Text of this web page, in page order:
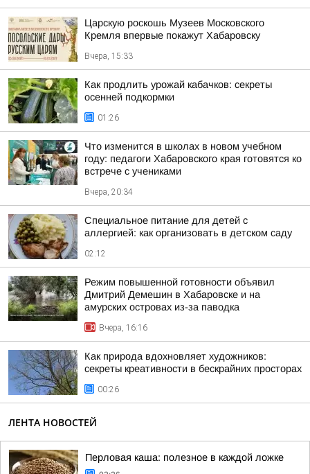
Царскую роскошь Музеев Московского
Кремля впервые покажут Хабаровску
Вчера, 15:33
Как продлить урожай кабачков: секреты
осенней подкормки
01:26
Что изменится в школах в новом учебном
году: педагоги Хабаровского края готовятся ко
встрече с учениками
Вчера, 20:34
Специальное питание для детей с
аллергией: как организовать в детском саду
02:12
Режим повышенной готовности объявил
Дмитрий Демешин в Хабаровске и на
амурских островах из-за паводка
Вчера, 16:16
Как природа вдохновляет художников:
секреты креативности в бескрайних просторах
00:26
ЛЕНТА НОВОСТЕЙ
Перловая каша: полезное в каждой ложке